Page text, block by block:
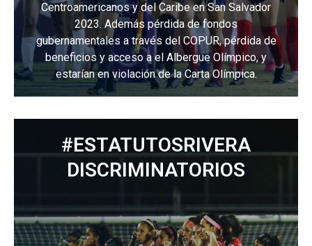
Centroamericanos y del Caribe en San Salvador
2023. Además pérdida de fondos
gubernamentales a través del COPUR, pérdida de
beneficios y acceso a el Albergue Olímpico, y
estarían en violación de la Carta Olímpica.
#ESTATUTOSRIVERA
DISCRIMINATORIOS